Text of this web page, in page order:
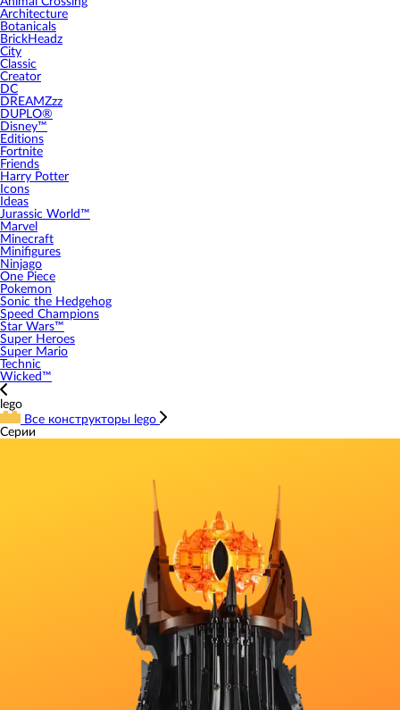
Architecture
Botanicals
BrickHeadz
City
Classic
Creator
DC
DREAMZzz
DUPLO®
Disney™
Editions
Fortnite
Friends
Harry Potter
Icons
Ideas
Jurassic World™
Marvel
Minecraft
Minifigures
Ninjago
One Piece
Pokemon
Sonic the Hedgehog
Speed Champions
Star Wars™
Super Heroes
Super Mario
Technic
Wicked™
lego
Все конструкторы lego
Серии